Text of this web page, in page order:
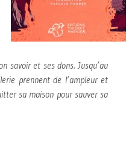
savoir et ses dons. Jusqu’au
prennent de l’ampleur et
sa maison pour sauver sa